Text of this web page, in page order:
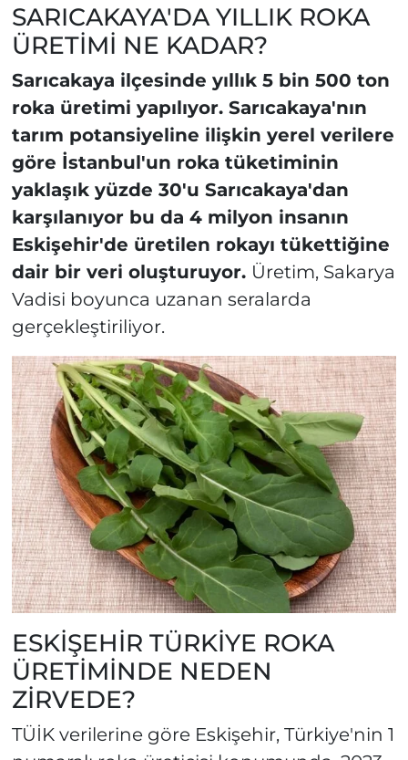
SARICAKAYA'DA YILLIK ROKA
ÜRETİMİ NE KADAR?
Sarıcakaya ilçesinde yıllık 5 bin 500 ton
roka üretimi yapılıyor. Sarıcakaya'nın
tarım potansiyeline ilişkin yerel verilere
göre İstanbul'un roka tüketiminin
yaklaşık yüzde 30'u Sarıcakaya'dan
karşılanıyor bu da 4 milyon insanın
Eskişehir'de üretilen rokayı tükettiğine
dair bir veri oluşturuyor. Üretim, Sakarya
Vadisi boyunca uzanan seralarda
gerçekleştiriliyor.
ESKİŞEHİR TÜRKİYE ROKA
ÜRETİMİNDE NEDEN
ZİRVEDE?
TÜİK verilerine göre Eskişehir, Türkiye'nin 1